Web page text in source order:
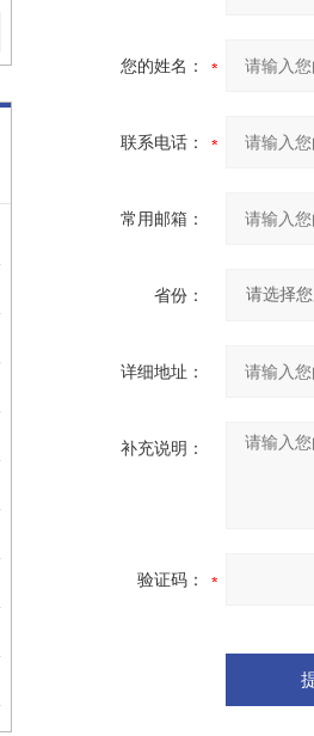
您的姓名：
联系电话：
常用邮箱：
省份：
详细地址：
补充说明：
验证码：